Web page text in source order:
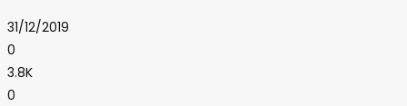
31/12/2019
0
3.8K
0